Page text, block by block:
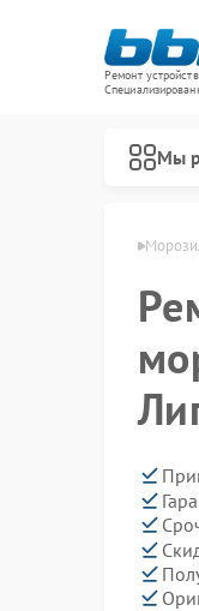
Ремонт
Мы